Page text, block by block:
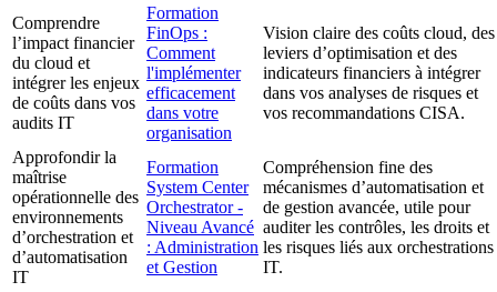
Comprendre
l’impact financier
du cloud et
intégrer les enjeux
de coûts dans vos
audits IT
Formation
FinOps :
Comment
l'implémenter
efficacement
dans votre
organisation
Vision claire des coûts cloud, des
leviers d’optimisation et des
indicateurs financiers à intégrer
dans vos analyses de risques et
vos recommandations CISA.
Approfondir la
maîtrise
opérationnelle des
environnements
d’orchestration et
d’automatisation
IT
Formation
System Center
Orchestrator -
Niveau Avancé
: Administration
et Gestion
Compréhension fine des
mécanismes d’automatisation et
de gestion avancée, utile pour
auditer les contrôles, les droits et
les risques liés aux orchestrations
IT.